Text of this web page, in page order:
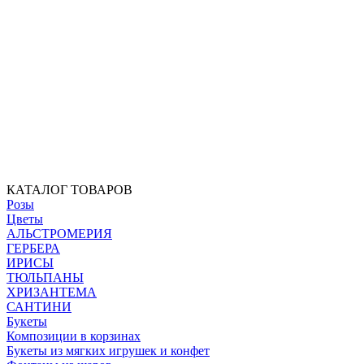
КАТАЛОГ ТОВАРОВ
Розы
Цветы
АЛЬСТРОМЕРИЯ
ГЕРБЕРА
ИРИСЫ
ТЮЛЬПАНЫ
ХРИЗАНТЕМА
САНТИНИ
Букеты
Композиции в корзинах
Букеты из мягких игрушек и конфет